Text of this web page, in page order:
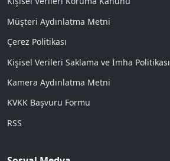
Müşteri Aydınlatma Metni
Çerez Politikası
Kişisel Verileri Saklama ve İmha Politikası
Kamera Aydınlatma Metni
KVKK Başvuru Formu
RSS